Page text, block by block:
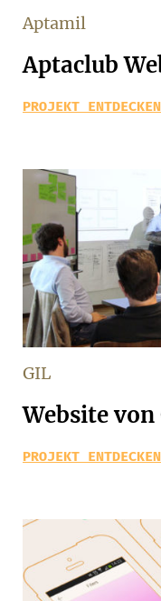
Aptamil
Aptaclub
PROJEKT ENTDECKEN
GIL
Website von
PROJEKT ENTDECKEN